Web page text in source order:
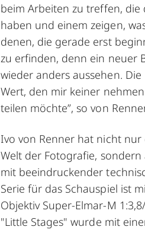
beim Arbeiten zu treffen, die
haben und einem zeigen,
denen, die gerade erst
zu erfinden, denn ein neuer
wieder anders aussehen.
Wert, den mir keiner
teilen möchte”, so von
Ivo von Renner hat nicht
Welt der Fotografie, sondern
mit beeindruckender
Serie für das Schauspiel ist
Objektiv Super-Elmar-M
"Little Stages" wurde mit